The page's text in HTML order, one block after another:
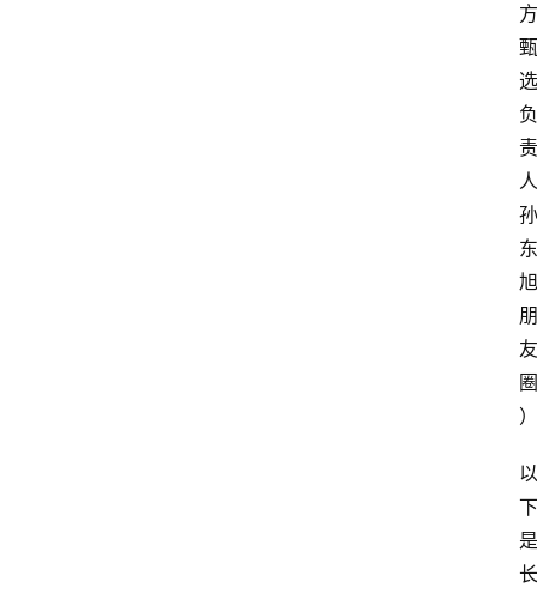
方
甄
选
负
责
人
孙
东
旭
朋
友
圈
）
以
下
是
长